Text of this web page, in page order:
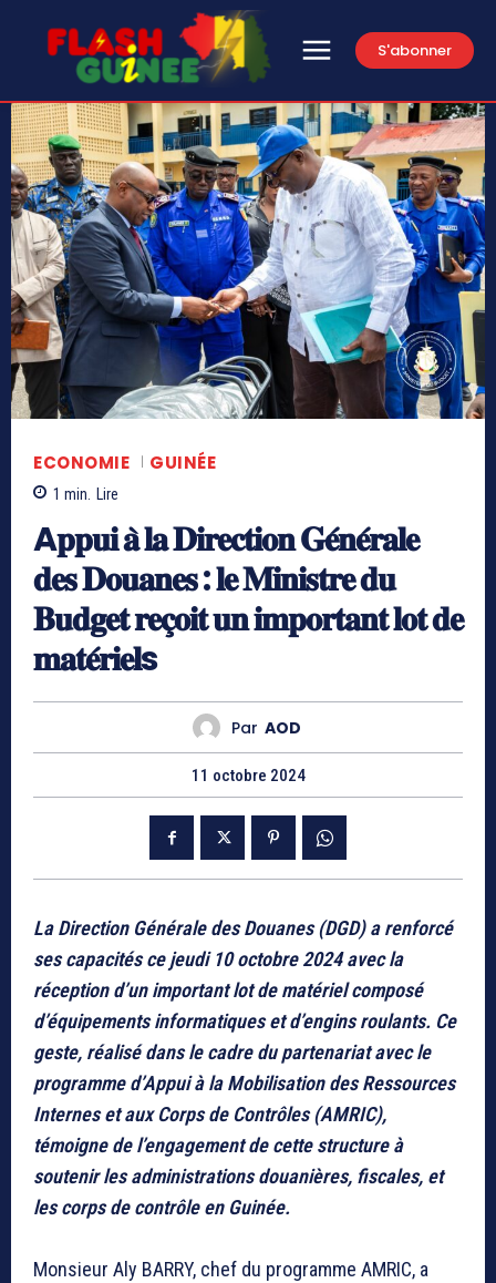
S'abonner
ECONOMIE GUINÉE
1 min. Lire
A𝐩𝐩𝐮𝐢 𝐚̀ 𝐥𝐚 𝐃𝐢𝐫𝐞𝐜𝐭𝐢𝐨𝐧 𝐆𝐞́𝐧𝐞́𝐫𝐚𝐥𝐞
𝐝𝐞𝐬 𝐃𝐨𝐮𝐚𝐧𝐞𝐬 : 𝐥𝐞 𝐌𝐢𝐧𝐢𝐬𝐭𝐫𝐞 𝐝𝐮
𝐁𝐮𝐝𝐠𝐞𝐭 𝐫𝐞𝐜̧𝐨𝐢𝐭 𝐮𝐧 𝐢𝐦𝐩𝐨𝐫𝐭𝐚𝐧𝐭 𝐥𝐨𝐭 𝐝𝐞
𝐦𝐚𝐭𝐞́𝐫𝐢𝐞𝐥s
Par AOD
11 octobre 2024
La Direction Générale des Douanes (DGD) a renforcé
ses capacités ce jeudi 10 octobre 2024 avec la
réception d’un important lot de matériel composé
d’équipements informatiques et d’engins roulants. Ce
geste, réalisé dans le cadre du partenariat avec le
programme d’Appui à la Mobilisation des Ressources
Internes et aux Corps de Contrôles (AMRIC),
témoigne de l’engagement de cette structure à
soutenir les administrations douanières, fiscales, et
les corps de contrôle en Guinée.
Monsieur Aly BARRY, chef du programme AMRIC, a